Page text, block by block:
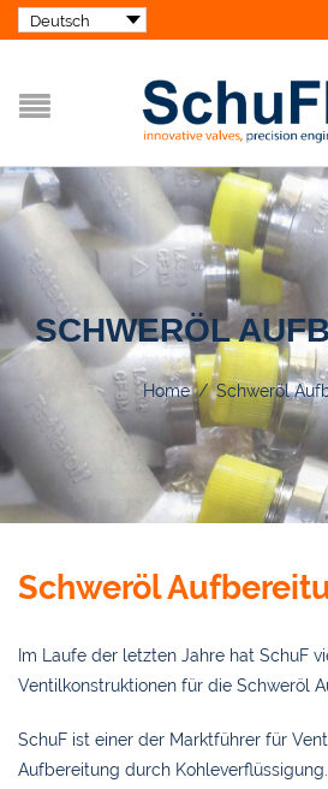
SCHWERÖL
Home / Schweröl
Schweröl
Im Laufe der letzten Jahre hat SchuF
Ventilkonstruktionen für die Schweröl
SchuF ist einer der Marktführer für
Aufbereitung durch